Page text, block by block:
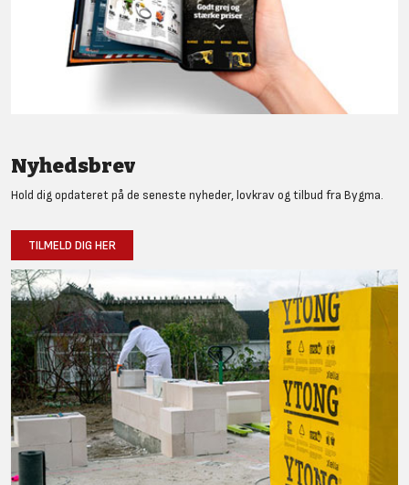
Nyhedsbrev
Hold dig opdateret på de seneste nyheder, lovkrav og tilbud fra Bygma.
TILMELD DIG HER